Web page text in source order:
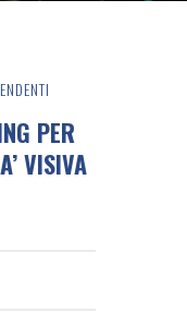
PER
VISIVA